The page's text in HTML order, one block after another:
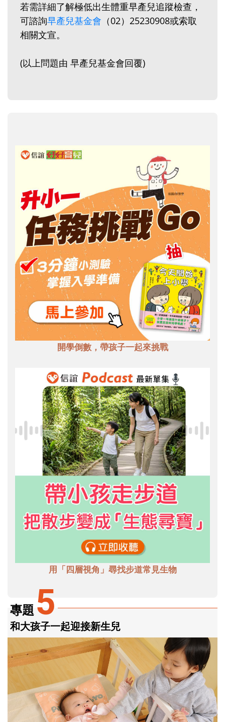
若需詳細了解極低出生體重早產兒追蹤檢查，
可諮詢早產兒基金會 （02）25230908或索取
相關文宣。
(以上問題由 早產兒基金會回覆)
開學倒數，帶孩子一起來挑戰
用「四層視角」尋找步道常見生物
專題 5
和大孩子一起迎接新生兒